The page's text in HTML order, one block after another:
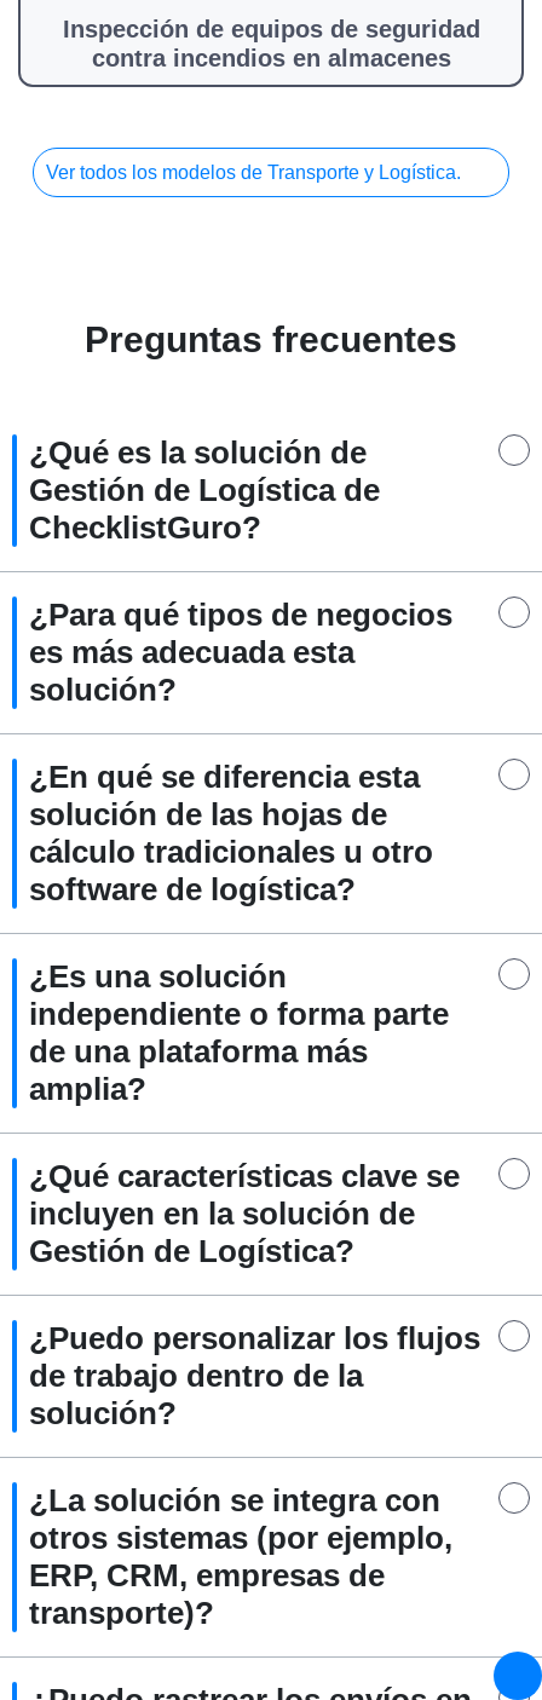
Inspección de equipos de seguridad
contra incendios en almacenes
Ver todos los modelos de Transporte y Logística.
Preguntas frecuentes
¿Qué es la solución de
Gestión de Logística de
ChecklistGuro?
¿Para qué tipos de negocios
es más adecuada esta
solución?
¿En qué se diferencia esta
solución de las hojas de
cálculo tradicionales u otro
software de logística?
¿Es una solución
independiente o forma parte
de una plataforma más
amplia?
¿Qué características clave se
incluyen en la solución de
Gestión de Logística?
¿Puedo personalizar los flujos
de trabajo dentro de la
solución?
¿La solución se integra con
otros sistemas (por ejemplo,
ERP, CRM, empresas de
transporte)?